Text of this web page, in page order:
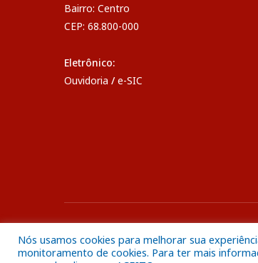
Bairro: Centro
CEP: 68.800-000
Eletrônico:
Ouvidoria / e-SIC
Nós usamos cookies para melhorar sua
monitoramento de cookies. Para ter mais